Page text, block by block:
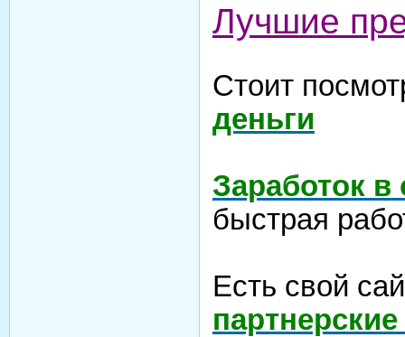
Лучшие
Стоит
деньги
Заработок в
быстрая
Есть свой